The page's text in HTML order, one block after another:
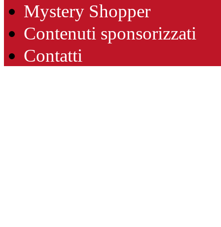
Mystery Shopper
Contenuti sponsorizzati
Contatti